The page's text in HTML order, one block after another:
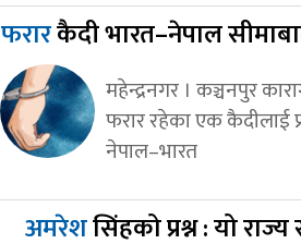
फरारकैदी भारत–नेपाल
महेन्द्रनगर । कञ्चनपुर
फरार रहेका एक कैदीलाई
नेपाल–भारत
अमरेशसिंहको प्रश्न : यो राज्य